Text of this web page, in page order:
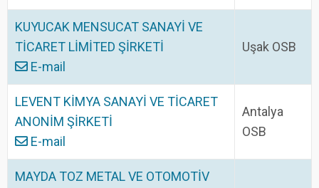
KUYUCAK MENSUCAT SANAYİ VE
TİCARET LİMİTED ŞİRKETİ
E-mail
Uşak OSB
LEVENT KİMYA SANAYİ VE TİCARET
ANONİM ŞİRKETİ
E-mail
Antalya
OSB
MAYDA TOZ METAL VE OTOMOTİV